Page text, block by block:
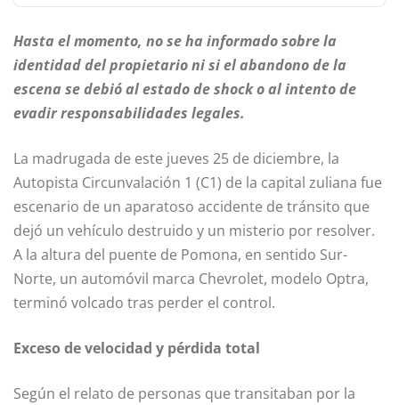
Hasta el momento, no se ha informado sobre la
identidad del propietario ni si el abandono de la
escena se debió al estado de shock o al intento de
evadir responsabilidades legales.
La madrugada de este jueves 25 de diciembre, la
Autopista Circunvalación 1 (C1) de la capital zuliana fue
escenario de un aparatoso accidente de tránsito que
dejó un vehículo destruido y un misterio por resolver.
A la altura del puente de Pomona, en sentido Sur-
Norte, un automóvil marca Chevrolet, modelo Optra,
terminó volcado tras perder el control.
Exceso de velocidad y pérdida total
Según el relato de personas que transitaban por la